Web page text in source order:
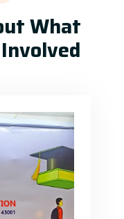
What